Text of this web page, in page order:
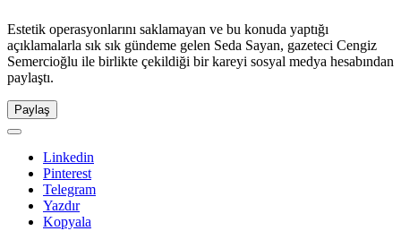
Estetik operasyonlarını saklamayan ve bu konuda yaptığı
açıklamalarla sık sık gündeme gelen Seda Sayan, gazeteci Cengiz
Semercioğlu ile birlikte çekildiği bir kareyi sosyal medya hesabından
paylaştı.
Paylaş
Linkedin
Pinterest
Telegram
Yazdır
Kopyala